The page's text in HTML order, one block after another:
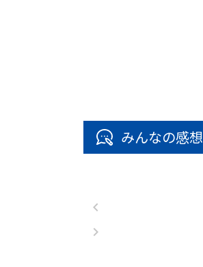
みんなの感想